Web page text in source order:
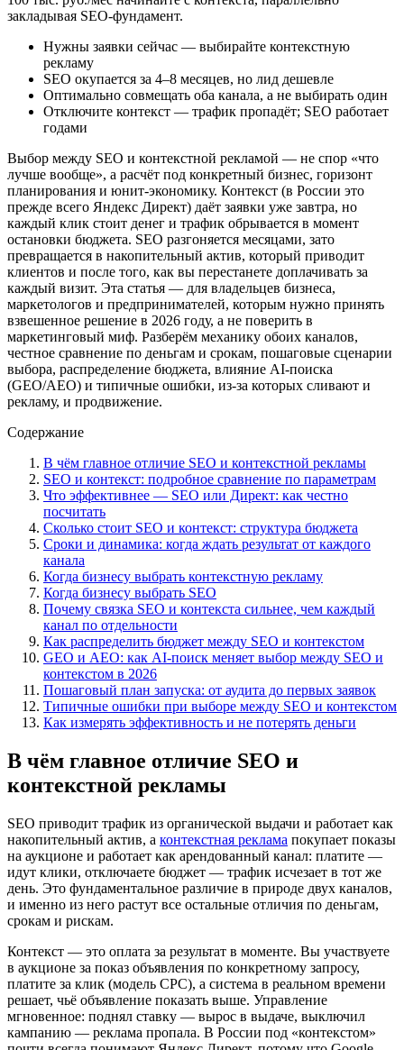
закладывая SEO-фундамент.
Нужны заявки сейчас — выбирайте контекстную
рекламу
SEO окупается за 4–8 месяцев, но лид дешевле
Оптимально совмещать оба канала, а не выбирать один
Отключите контекст — трафик пропадёт; SEO работает
годами
Выбор между SEO и контекстной рекламой — не спор «что
лучше вообще», а расчёт под конкретный бизнес, горизонт
планирования и юнит-экономику. Контекст (в России это
прежде всего Яндекс Директ) даёт заявки уже завтра, но
каждый клик стоит денег и трафик обрывается в момент
остановки бюджета. SEO разгоняется месяцами, зато
превращается в накопительный актив, который приводит
клиентов и после того, как вы перестанете доплачивать за
каждый визит. Эта статья — для владельцев бизнеса,
маркетологов и предпринимателей, которым нужно принять
взвешенное решение в 2026 году, а не поверить в
маркетинговый миф. Разберём механику обоих каналов,
честное сравнение по деньгам и срокам, пошаговые сценарии
выбора, распределение бюджета, влияние AI-поиска
(GEO/AEO) и типичные ошибки, из-за которых сливают и
рекламу, и продвижение.
Содержание
В чём главное отличие SEO и контекстной рекламы
SEO и контекст: подробное сравнение по параметрам
Что эффективнее — SEO или Директ: как честно
посчитать
Сколько стоит SEO и контекст: структура бюджета
Сроки и динамика: когда ждать результат от каждого
канала
Когда бизнесу выбрать контекстную рекламу
Когда бизнесу выбрать SEO
Почему связка SEO и контекста сильнее, чем каждый
канал по отдельности
Как распределить бюджет между SEO и контекстом
GEO и AEO: как AI-поиск меняет выбор между SEO и
контекстом в 2026
Пошаговый план запуска: от аудита до первых заявок
Типичные ошибки при выборе между SEO и контекстом
Как измерять эффективность и не потерять деньги
В чём главное отличие SEO и
контекстной рекламы
SEO приводит трафик из органической выдачи и работает как
накопительный актив, а контекстная реклама покупает показы
на аукционе и работает как арендованный канал: платите —
идут клики, отключаете бюджет — трафик исчезает в тот же
день. Это фундаментальное различие в природе двух каналов,
и именно из него растут все остальные отличия по деньгам,
срокам и рискам.
Контекст — это оплата за результат в моменте. Вы участвуете
в аукционе за показ объявления по конкретному запросу,
платите за клик (модель CPC), а система в реальном времени
решает, чьё объявление показать выше. Управление
мгновенное: поднял ставку — вырос в выдаче, выключил
кампанию — реклама пропала. В России под «контекстом»